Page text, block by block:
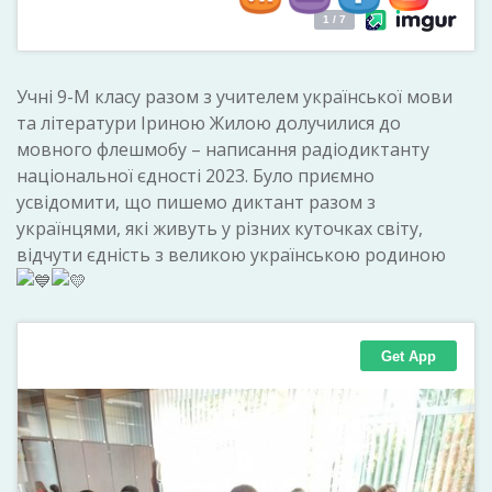
Учні 9-М класу разом з учителем української мови
та літератури Іриною Жилою долучилися до
мовного флешмобу – написання радіодиктанту
національної єдності 2023. Було приємно
усвідомити, що пишемо диктант разом з
українцями, які живуть у різних куточках світу,
відчути єдність з великою українською родиною